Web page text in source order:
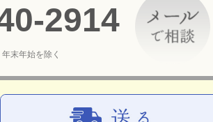
-2914
末年始を除く